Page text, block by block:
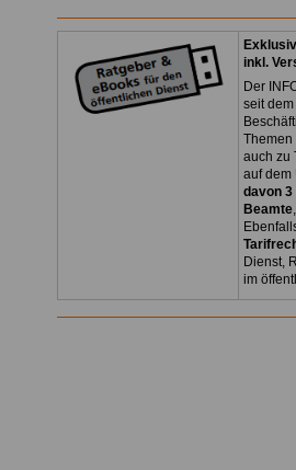
inkl.
Der
seit
Themen
auch zu
auf dem
davon 3
Beamte
Dienst,
im